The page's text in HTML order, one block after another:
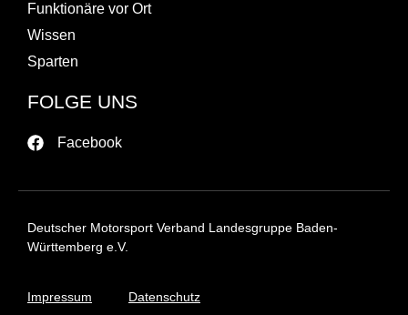
Funktionäre vor Ort
Wissen
Sparten
FOLGE UNS
Facebook
Deutscher Motorsport Verband Landesgruppe Baden-
Württemberg e.V.
Impressum Datenschutz